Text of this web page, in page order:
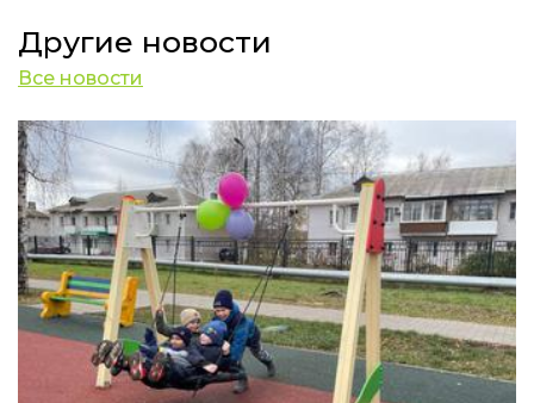
Другие новости
Все новости